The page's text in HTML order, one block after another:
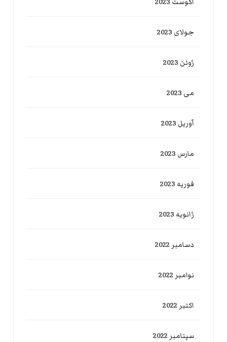
جولای 2023
ژوئن 2023
می 2023
آوریل 2023
مارس 2023
فوریه 2023
ژانویه 2023
دسامبر 2022
نوامبر 2022
اکتبر 2022
سپتامبر 2022